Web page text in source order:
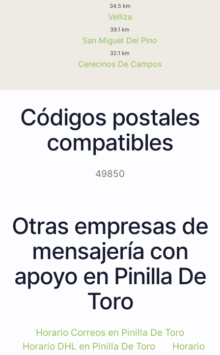
34.5 km
Velliza
39.1 km
San Miguel Del Pino
32.1 km
Cerecinos De Campos
Códigos postales
compatibles
49850
Otras empresas de
mensajería con
apoyo en Pinilla De
Toro
Horario Correos en Pinilla De Toro
Horario DHL en Pinilla De Toro
Horario